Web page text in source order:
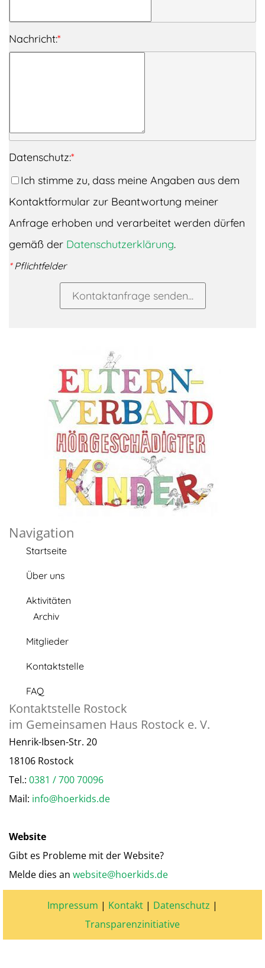
Nachricht:*
Datenschutz:*
Ich stimme zu, dass meine Angaben aus dem
Kontaktformular zur Beantwortung meiner
Anfrage erhoben und verarbeitet werden dürfen
gemäß der Datenschutzerklärung.
*Pflichtfelder
Kontaktanfrage senden...
Navigation
Startseite
Über uns
Aktivitäten
Archiv
Mitglieder
Kontaktstelle
FAQ
Kontaktstelle Rostock
im Gemeinsamen Haus Rostock e. V.
Henrik-Ibsen-Str. 20
18106 Rostock
Tel.: 0381 / 700 70096
Mail: info@hoerkids.de
Website
Gibt es Probleme mit der Website?
Melde dies an website@hoerkids.de
Impressum | Kontakt | Datenschutz |
Transparenzinitiative